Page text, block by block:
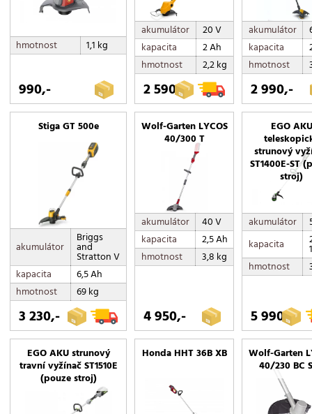
hmotnost 1,1 kg
990,-
akumulátor
20 V
kapacita
2 Ah
hmotnost
2,2 kg
2 590,-
akumulátor
kapacita
hmotnost
2 990,-
Stiga GT 500e
akumulátor
Briggs
and
Stratton V
kapacita
6,5 Ah
hmotnost
69 kg
3 230,-
Wolf-Garten LYCOS
40/300 T
akumulátor
40 V
kapacita
2,5 Ah
hmotnost
3,8 kg
4 950,-
EGO AKU
strunový
ST1400E-ST
stroj)
akumulátor
kapacita
hmotnost
5 990,-
EGO AKU strunový
travní vyžínač ST1510E
(pouze stroj)
Honda HHT 36B XB Wolf-Garten
40/230 BC